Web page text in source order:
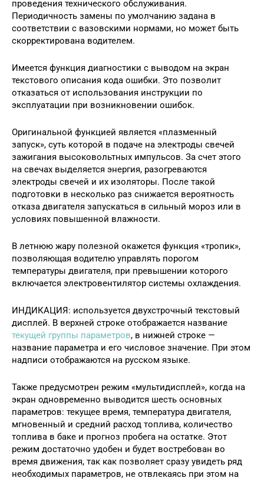
проведения технического обслуживания.
Периодичность замены по умолчанию задана в
соответствии с вазовскими нормами, но может быть
скорректирована водителем.
Имеется функция диагностики с выводом на экран
текстового описания кода ошибки. Это позволит
отказаться от использования инструкции по
эксплуатации при возникновении ошибок.
Оригинальной функцией является «плазменный
запуск», суть которой в подаче на электроды свечей
зажигания высоковольтных импульсов. За счет этого
на свечах выделяется энергия, разогреваются
электроды свечей и их изоляторы. После такой
подготовки в несколько раз снижается вероятность
отказа двигателя запускаться в сильный мороз или в
условиях повышенной влажности.
В летнюю жару полезной окажется функция «тропик»,
позволяющая водителю управлять порогом
температуры двигателя, при превышении которого
включается электровентилятор системы охлаждения.
ИНДИКАЦИЯ: используется двухстрочный текстовый
дисплей. В верхней строке отображается название
текущей группы параметров, в нижней строке —
название параметра и его числовое значение. При этом
надписи отображаются на русском языке.
Также предусмотрен режим «мультидисплей», когда на
экран одновременно выводится шесть основных
параметров: текущее время, температура двигателя,
мгновенный и средний расход топлива, количество
топлива в баке и прогноз пробега на остатке. Этот
режим достаточно удобен и будет востребован во
время движения, так как позволяет сразу увидеть ряд
необходимых параметров, не отвлекаясь при этом на